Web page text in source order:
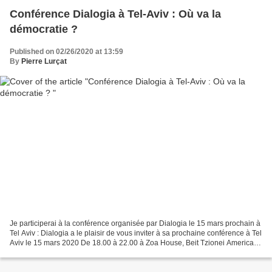
Conférence Dialogia à Tel-Aviv : Où va la
démocratie ?
Published on 02/26/2020 at 13:59
By Pierre Lurçat
Je participerai à la conférence organisée par Dialogia le 15 mars prochain à
Tel Aviv : Dialogia a le plaisir de vous inviter à sa prochaine conférence à Tel
Aviv le 15 mars 2020 De 18.00 à 22.00 à Zoa House, Beit Tzionei America,